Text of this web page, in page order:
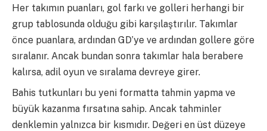
Her takımın puanları, gol farkı ve golleri herhangi bir
grup tablosunda olduğu gibi karşılaştırılır. Takımlar
önce puanlara, ardından GD’ye ve ardından gollere göre
sıralanır. Ancak bundan sonra takımlar hala berabere
kalırsa, adil oyun ve sıralama devreye girer.
Bahis tutkunları bu yeni formatta tahmin yapma ve
büyük kazanma fırsatına sahip. Ancak tahminler
denklemin yalnızca bir kısmıdır. Değeri en üst düzeye